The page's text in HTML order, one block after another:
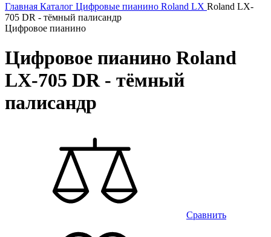
Главная Каталог Цифровые пианино Roland LX Roland LX-
705 DR - тёмный палисандр
Цифровое пианино
Цифровое пианино Roland
LX-705 DR - тёмный
палисандр
Сравнить